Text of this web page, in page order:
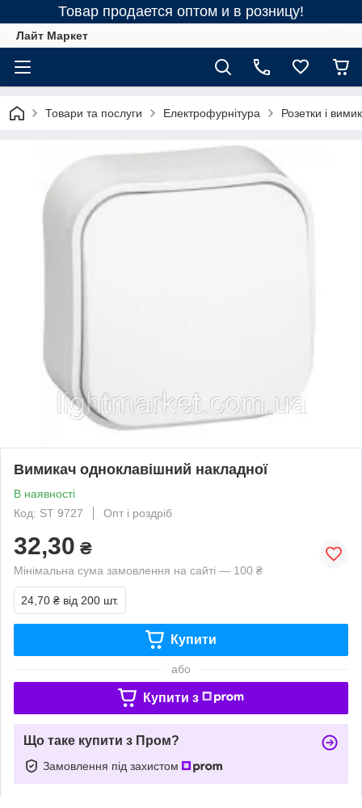
Товар продается оптом и в розницу!
Лайт Маркет
Товари та послуги Електрофурнітура Розетки і
Вимикач одноклавішний накладної
В наявності
Код: SТ 9727
Опт і роздріб
32,30 ₴
Мінімальна сума замовлення на сайті — 100 ₴
24,70 ₴ від 200 шт.
Купити
або
Купити з
Що таке купити з Пром?
Замовлення під захистом